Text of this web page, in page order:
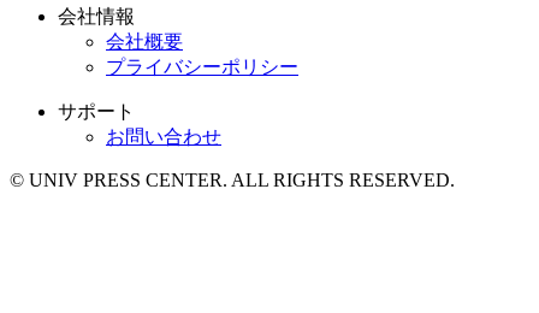
会社情報
会社概要
プライバシーポリシー
サポート
お問い合わせ
© UNIV PRESS CENTER. ALL RIGHTS RESERVED.